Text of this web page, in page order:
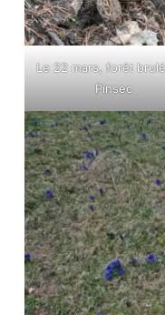
Le 22 mars, forêt
Pinsec